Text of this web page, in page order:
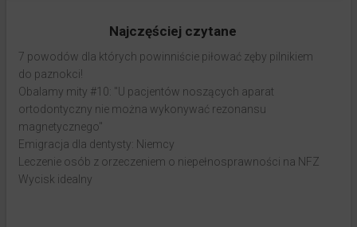
Najczęściej czytane
7 powodów dla których powinniście piłować zęby pilnikiem
do paznokci!
Obalamy mity #10: "U pacjentów noszących aparat
ortodontyczny nie można wykonywać rezonansu
magnetycznego"
Emigracja dla dentysty: Niemcy
Leczenie osób z orzeczeniem o niepełnosprawności na NFZ
Wycisk idealny